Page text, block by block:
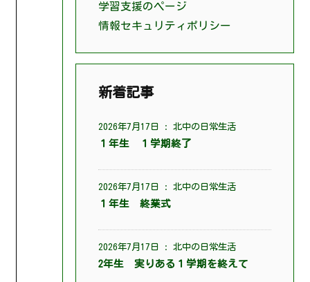
学習支援のページ
情報セキュリティポリシー
新着記事
2026年7月17日 : 北中の日常生活
１年生 １学期終了
2026年7月17日 : 北中の日常生活
１年生 終業式
2026年7月17日 : 北中の日常生活
2年生 実りある１学期を終えて